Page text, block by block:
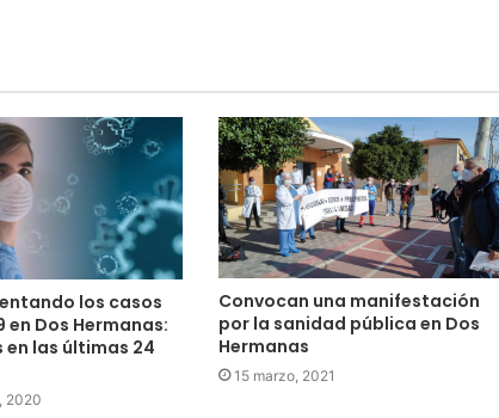
los casos
en Dos Hermanas:
en las últimas 24
2020
Convocan una manifestación
por la sanidad pública en Dos
Hermanas
15 marzo, 2021